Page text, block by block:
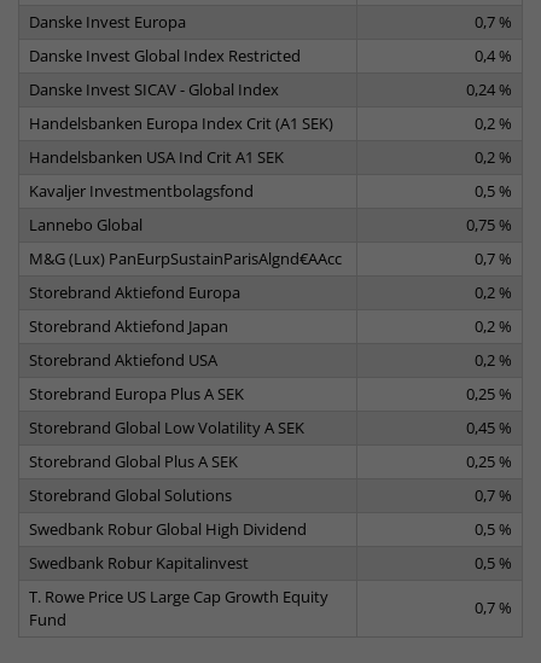
Danske Invest Europa
0,7 %
Danske Invest Global Index Restricted
0,4 %
Danske Invest SICAV - Global Index
0,24 %
Handelsbanken Europa Index Crit (A1 SEK)
0,2 %
Handelsbanken USA Ind Crit A1 SEK
0,2 %
Kavaljer Investmentbolagsfond
0,5 %
Lannebo Global
0,75 %
M&G (Lux) PanEurpSustainParisAlgnd€AAcc
0,7 %
Storebrand Aktiefond Europa
0,2 %
Storebrand Aktiefond Japan
0,2 %
Storebrand Aktiefond USA
0,2 %
Storebrand Europa Plus A SEK
0,25 %
Storebrand Global Low Volatility A SEK
0,45 %
Storebrand Global Plus A SEK
0,25 %
Storebrand Global Solutions
0,7 %
Swedbank Robur Global High Dividend
0,5 %
Swedbank Robur Kapitalinvest
0,5 %
T. Rowe Price US Large Cap Growth Equity
Fund
0,7 %